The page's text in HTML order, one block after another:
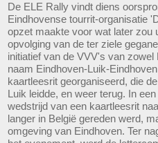
De ELE Rally vindt diens
Eindhovense tourrit-organisatie
opzet maakte voor wat later zou
opvolging van de ter ziele
initiatief van de VVV's van
naam Eindhoven-Luik-
kaartleesrit georganiseerd, die
Luik leidde, en weer terug. In
wedstrijd van een kaartleesrit
langer in België gereden werd,
omgeving van Eindhoven. Ter